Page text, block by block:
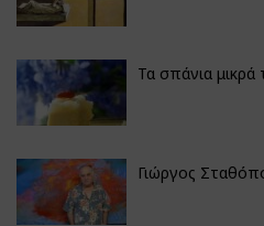
Τα σπάνια μικρά
Γιώργος